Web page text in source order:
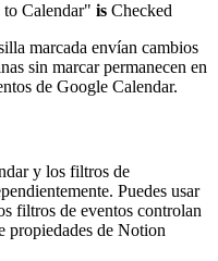
Calendar" is Checked
marcada envían cambios
sin marcar permanecen en
de Google Calendar.
y los filtros de
Puedes usar
filtros de eventos controlan
propiedades de Notion